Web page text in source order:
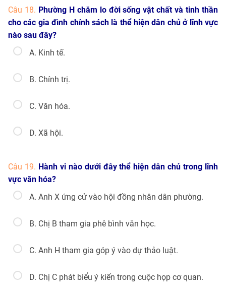
Câu 18. Phường H chăm lo đời sống vật chất và tinh thần
cho các gia đình chính sách là thể hiện dân chủ ở lĩnh vực
nào sau đây?
A. Kinh tế.
B. Chính trị.
C. Văn hóa.
D. Xã hội.
Câu 19. Hành vi nào dưới đây thể hiện dân chủ trong lĩnh
vực văn hóa?
A. Anh X ứng cử vào hội đồng nhân dân phường.
B. Chị B tham gia phê bình văn học.
C. Anh H tham gia góp ý vào dự thảo luật.
D. Chị C phát biểu ý kiến trong cuộc họp cơ quan.